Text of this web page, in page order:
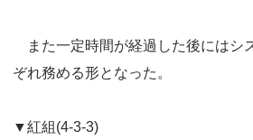
また一定時間が経過した後にはシ
ぞれ務める形となった。
▼紅組(4-3-3)